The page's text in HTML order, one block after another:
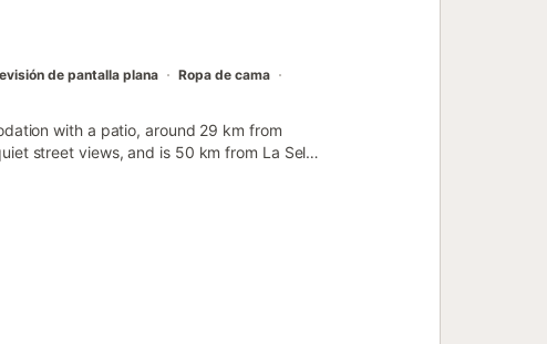
de pantalla plana
Ropa de cama
with a patio, around 29 km from
street views, and is 50 km from La Sella